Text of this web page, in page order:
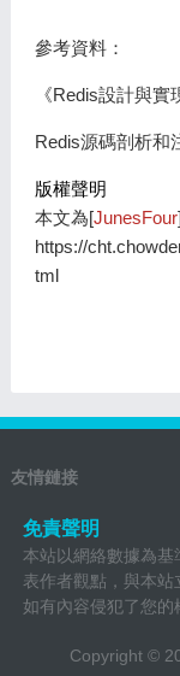
參考資料：
《Redis設計與實
Redis源碼剖析和
版權聲明
本文為[JunesFour
https://
tml
友情鏈接
免責聲明
本站以網絡數據為
表作者觀點，與本
如有內容侵犯了您的
Copyright ©